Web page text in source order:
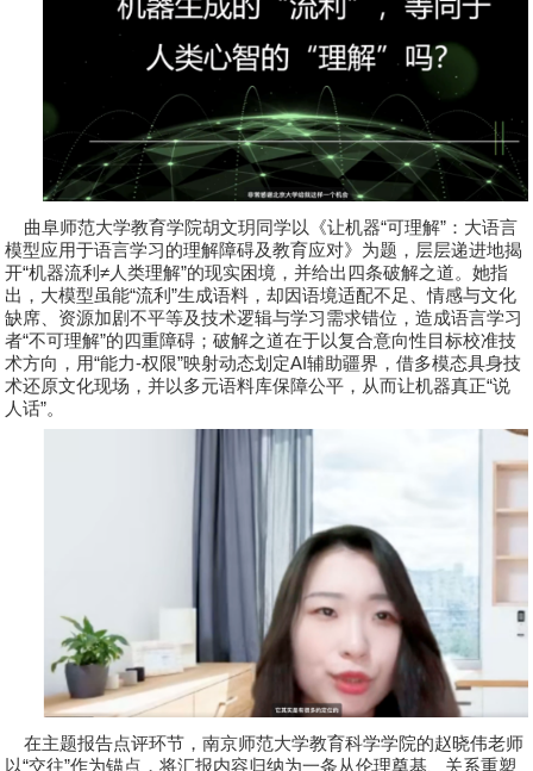
曲阜师范大学教育学院胡文玥同学以《让机器“可理解” ：大语言
模型应用于语言学习的理解障碍及教育应对》为题，层层递进地揭
开“机器流利≠人类理解”的现实困境，并给出四条破解之道。她指
出，大模型虽能“流利”生成语料，却因语境适配不足、情感与文化
缺席、资源加剧不平等及技术逻辑与学习需求错位，造成语言学习
者“不可理解”的四重障碍；破解之道在于以复合意向性目标校准技
术方向，用“能力-权限”映射动态划定AI辅助疆界，借多模态具身技
术还原文化现场，并以多元语料库保障公平，从而让机器真正“说
人话”。
在主题报告点评环节，南京师范大学教育科学学院的赵晓伟老师
以“交往”作为锚点，将汇报内容归纳为一条从伦理奠基、关系重塑